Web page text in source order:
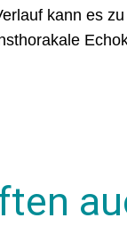
kann es